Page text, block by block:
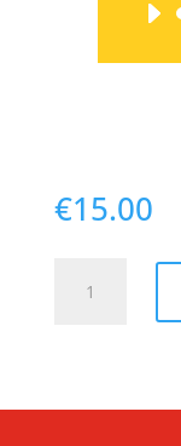
€15.00
sprookjestuin